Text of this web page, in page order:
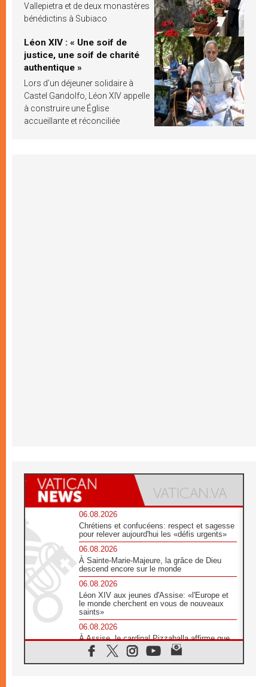
Vallepietra et de deux monastères
bénédictins à Subiaco
Léon XIV : « Une soif de
justice, une soif de charité
authentique »
Lors d’un déjeuner solidaire à
Castel Gandolfo, Léon XIV appelle
à construire une Église
accueillante et réconciliée
06.08.2026
Chrétiens et confucéens: respect et sagesse
pour relever aujourd'hui les «défis urgents»
06.08.2026
À Sainte-Marie-Majeure, la grâce de Dieu
descend encore sur le monde
06.08.2026
Léon XIV aux jeunes d'Assise: «l'Europe et
le monde cherchent en vous de nouveaux
saints»
06.08.2026
À Assise, le cardinal Pizzaballa affirme que
«les chrétiens veulent la paix»
06.08.2026